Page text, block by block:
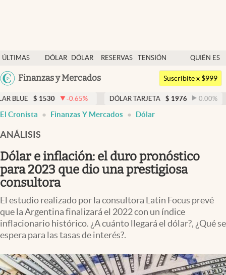
ÚLTIMAS
NOTICIAS
DÓLAR
DÓLAR
RESERVAS
TENSIÓN
GEOPOLÍTICA
QUIÉN ES
QUIÉN
Argentina
Uruguay
Finanzas y Mercados
Dólar
Members
Economía y Política
Finanzas y Mercados
Mercados Online
Negocios
Columnistas
Apertura
Infotechnology
Clima
Suscribite x $999
-0.65% DÓLAR TARJETA $ 1976 0.00 % DÓLAR
El Cronista Finanzas Y Mercados Dólar
ANÁLISIS
Dólar e inflación: el duro pronóstico
para 2023 que dio una prestigiosa
consultora
El estudio realizado por la consultora Latin Focus prevé
que la Argentina finalizará el 2022 con un índice
inflacionario histórico. ¿A cuánto llegará el dólar?, ¿Qué se
espera para las tasas de interés?.